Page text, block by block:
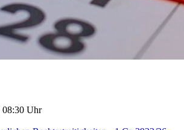
08:30 Uhr